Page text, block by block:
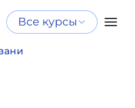
Все курсы
и ИИ